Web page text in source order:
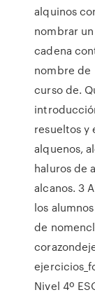
alquinos
nombrar
cadena
nombre de
curso de.
resueltos y
alquenos,
haluros de
alcanos. 3
los
de
Nivel 4º